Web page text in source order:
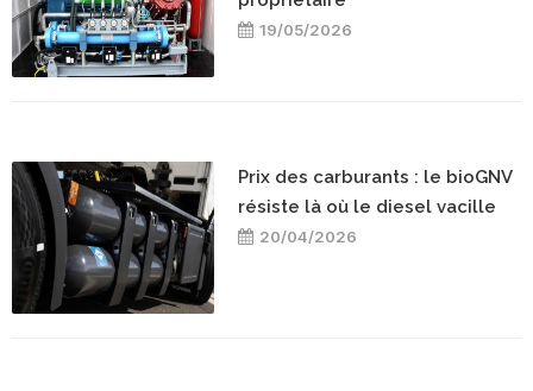
19/05/2026
Prix des carburants : le bioGNV
résiste là où le diesel vacille
20/04/2026